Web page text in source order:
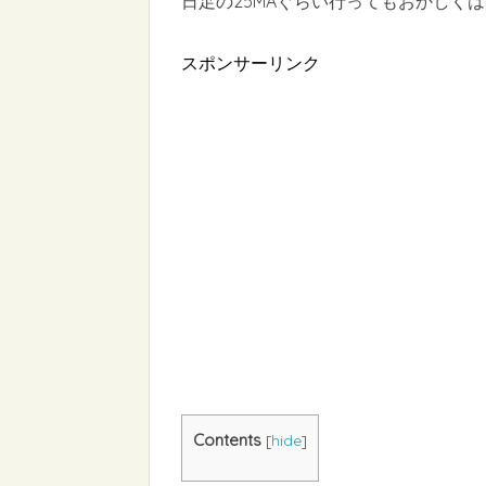
スポンサーリンク
Contents [hide]